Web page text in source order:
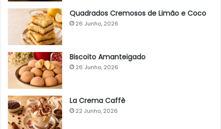
Quadrados Cremosos de Limão e Coco
26 Junho, 2026
Biscoito Amanteigado
26 Junho, 2026
La Crema Caffè
22 Junho, 2026